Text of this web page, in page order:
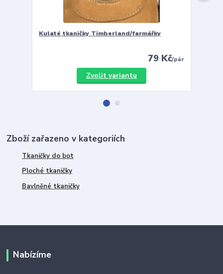
Kulaté tkaničky Timberland/farmářky
79 Kč/pár
Zvolit variantu
Zboží zařazeno v kategoriích
Tkaničky do bot
Ploché tkaničky
Bavlněné tkaničky
Nabízíme